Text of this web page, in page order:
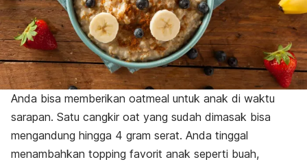
Anda bisa memberikan oatmeal untuk anak di waktu
sarapan. Satu cangkir oat yang sudah dimasak bisa
mengandung hingga 4 gram serat. Anda tinggal
menambahkan topping favorit anak seperti buah,